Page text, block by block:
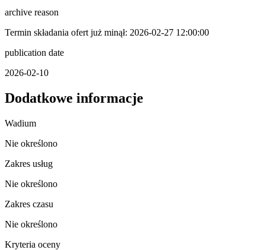
archive reason
Termin składania ofert już minął: 2026-02-27 12:00:00
publication date
2026-02-10
Dodatkowe informacje
Wadium
Nie określono
Zakres usług
Nie określono
Zakres czasu
Nie określono
Kryteria oceny